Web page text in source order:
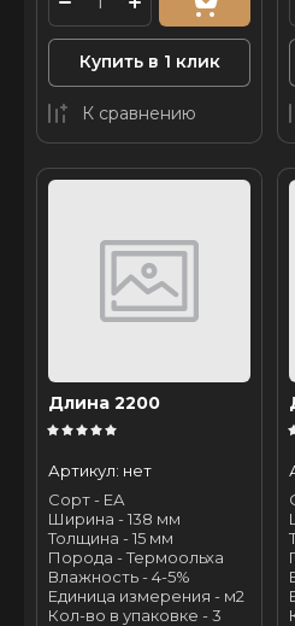
Купить в 1 клик
К сравнению
Длина 2200
Артикул: нет
Сорт - ЕА
Ширина - 138 мм
Толщина - 15 мм
Порода - Термоольха
Влажность - 4-5%
Единица измерения - м2
Кол-во в упаковке - 3